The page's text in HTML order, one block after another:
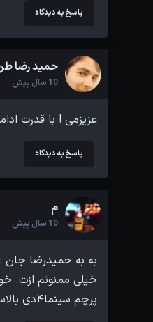
پاسخ به دیدگاه
حمید رضا
10 سال پیش
عزیزمی ! با قدرت
پاسخ به دیدگاه
م
10 سال پیش
پرچم سینما۴دی بالاست !!